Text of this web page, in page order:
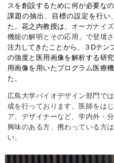
スを創設するために何が必要な
課題の抽出、目標の設定を行い
た。花之内教授は、 オーガナイ
機能の解明とその応用」で登壇さ
注力してきたことから、３ Dテン
の強度と医用画像を解析する研
用画像を用いたプログラム医療
た。
広島大学バイオデザイン部門で
成を行っております。医師をは
ア、デザイナーなど、学内外・
興味のある方、携わっている方
い。